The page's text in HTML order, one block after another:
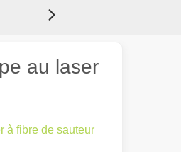
au laser
à fibre de sauteur